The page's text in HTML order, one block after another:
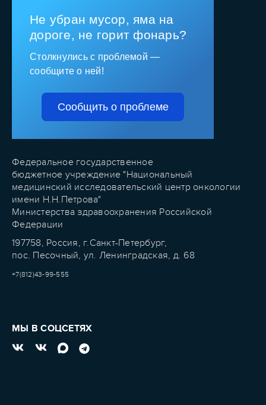
Не убран мусор, яма на
дороге, не горит фонарь?
Столкнулись с проблемой —
сообщите о ней!
Сообщить о проблеме
Федеральное государственное
бюджетное учреждение "Национальный
медицинский исследовательский центр онкологии
имени Н.Н.Петрова"
Министерства здравоохранения Российской
Федерации
197758, Россия, г.Санкт-Петербург,
пос. Песочный, ул. Ленинградская, д. 68
+7(812)43-99-555
МЫ В СОЦСЕТЯХ